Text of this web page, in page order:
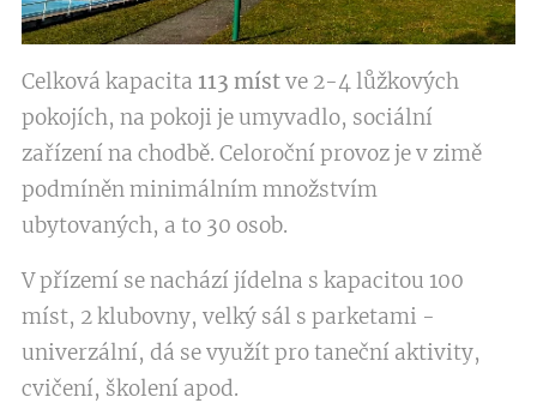
Celková kapacita 113 místve 2-4 lůžkových
pokojích, na pokoji je umyvadlo, sociální
zařízení na chodbě. Celoroční provoz je v zimě
podmíněn minimálním množstvím
ubytovaných, a to 30 osob.
V přízemí se nachází jídelna s kapacitou 100
míst, 2 klubovny, velký sál s parketami -
univerzální, dá se využít pro taneční aktivity,
cvičení, školení apod.